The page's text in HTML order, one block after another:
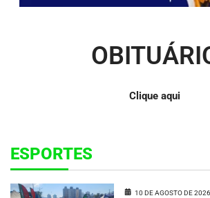
Clique aqui
ESPORTES
10 DE AGOSTO DE 2026